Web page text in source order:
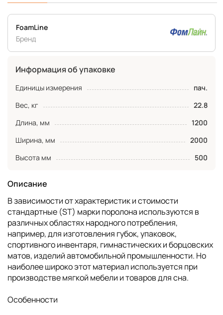
Описание
В зависимости от характеристик и стоимости
стандартные (ST) марки поролона используются в
различных областях народного потребления,
например, для изготовления губок, упаковок,
спортивного инвентаря, гимнастических и борцовских
матов, изделий автомобильной промышленности. Но
наиболее широко этот материал используется при
производстве мягкой мебели и товаров для сна.
Особенности
FoamLine
Бренд
Информация об упаковке
Единицы измерения
пач.
Вес, кг
22.8
Длина, мм
1200
Ширина, мм
2000
Высота мм
500